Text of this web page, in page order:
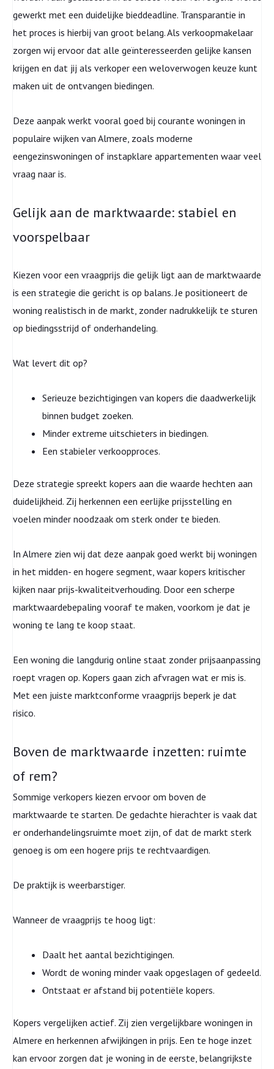
gewerkt met een duidelijke bieddeadline. Transparantie in
het proces is hierbij van groot belang. Als verkoopmakelaar
zorgen wij ervoor dat alle geïnteresseerden gelijke kansen
krijgen en dat jij als verkoper een weloverwogen keuze kunt
maken uit de ontvangen biedingen.
Deze aanpak werkt vooral goed bij courante woningen in
populaire wijken van Almere, zoals moderne
eengezinswoningen of instapklare appartementen waar veel
vraag naar is.
Gelijk aan de marktwaarde: stabiel en
voorspelbaar
Kiezen voor een vraagprijs die gelijk ligt aan de marktwaarde
is een strategie die gericht is op balans. Je positioneert de
woning realistisch in de markt, zonder nadrukkelijk te sturen
op biedingsstrijd of onderhandeling.
Wat levert dit op?
Serieuze bezichtigingen van kopers die daadwerkelijk
binnen budget zoeken.
Minder extreme uitschieters in biedingen.
Een stabieler verkoopproces.
Deze strategie spreekt kopers aan die waarde hechten aan
duidelijkheid. Zij herkennen een eerlijke prijsstelling en
voelen minder noodzaak om sterk onder te bieden.
In Almere zien wij dat deze aanpak goed werkt bij woningen
in het midden- en hogere segment, waar kopers kritischer
kijken naar prijs-kwaliteitverhouding. Door een scherpe
marktwaardebepaling vooraf te maken, voorkom je dat je
woning te lang te koop staat.
Een woning die langdurig online staat zonder prijsaanpassing
roept vragen op. Kopers gaan zich afvragen wat er mis is.
Met een juiste marktconforme vraagprijs beperk je dat
risico.
Boven de marktwaarde inzetten: ruimte
of rem?
Sommige verkopers kiezen ervoor om boven de
marktwaarde te starten. De gedachte hierachter is vaak dat
er onderhandelingsruimte moet zijn, of dat de markt sterk
genoeg is om een hogere prijs te rechtvaardigen.
De praktijk is weerbarstiger.
Wanneer de vraagprijs te hoog ligt:
Daalt het aantal bezichtigingen.
Wordt de woning minder vaak opgeslagen of gedeeld.
Ontstaat er afstand bij potentiële kopers.
Kopers vergelijken actief. Zij zien vergelijkbare woningen in
Almere en herkennen afwijkingen in prijs. Een te hoge inzet
kan ervoor zorgen dat je woning in de eerste, belangrijkste